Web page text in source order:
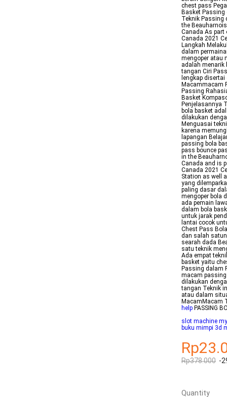
chest pass
Basket
Teknik Passing
the
Canada As part
Canada 2021
Langkah
dalam
mengoper atau
adalah menarik
tangan Ciri
lengkap
Macammacam
Passing
Basket
Penjelasannya
bola basket
dilakukan
Menguasai
karena
lapangan
passing bola
pass bounce
in the
Canada and is
Canada 2021
Station as well
yang
paling dasar
mengoper bola
ada pemain
dalam bola
untuk jarak
lantai cocok
Chest Pass
dan salah
searah dada
satu teknik
Ada empat
basket yaitu
Passing dalam
macam
dilakukan
tangan Teknik
atau dalam
MacamMacam
help PASSING
slot machine
buku mimpi 3d
Rp378.000 -
Quantity